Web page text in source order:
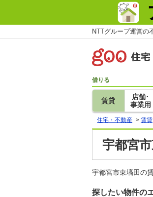
NTTグループ運営の
借りる
賃貸
店舗･
事業用
住宅・不動産 > 賃貸
宇都宮
宇都宮市東塙田の
探したい物件の